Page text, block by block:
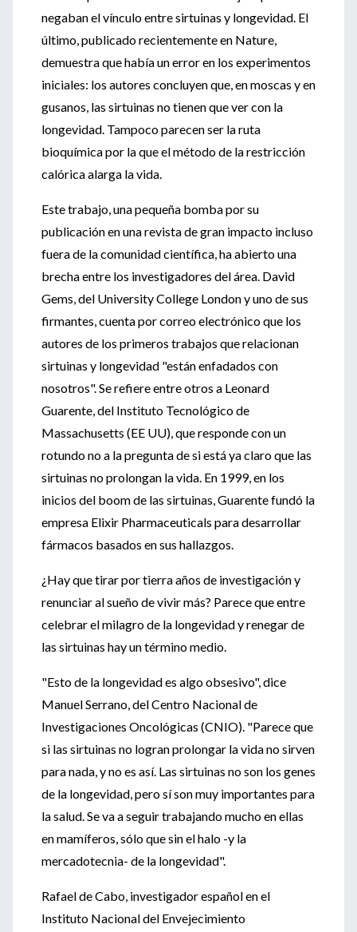
negaban el vínculo entre sirtuinas y longevidad. El
último, publicado recientemente en Nature,
demuestra que había un error en los experimentos
iniciales: los autores concluyen que, en moscas y en
gusanos, las sirtuinas no tienen que ver con la
longevidad. Tampoco parecen ser la ruta
bioquímica por la que el método de la restricción
calórica alarga la vida.
Este trabajo, una pequeña bomba por su
publicación en una revista de gran impacto incluso
fuera de la comunidad científica, ha abierto una
brecha entre los investigadores del área. David
Gems, del University College London y uno de sus
firmantes, cuenta por correo electrónico que los
autores de los primeros trabajos que relacionan
sirtuinas y longevidad "están enfadados con
nosotros". Se refiere entre otros a Leonard
Guarente, del Instituto Tecnológico de
Massachusetts (EE UU), que responde con un
rotundo no a la pregunta de si está ya claro que las
sirtuinas no prolongan la vida. En 1999, en los
inicios del boom de las sirtuinas, Guarente fundó la
empresa Elixir Pharmaceuticals para desarrollar
fármacos basados en sus hallazgos.
¿Hay que tirar por tierra años de investigación y
renunciar al sueño de vivir más? Parece que entre
celebrar el milagro de la longevidad y renegar de
las sirtuinas hay un término medio.
"Esto de la longevidad es algo obsesivo", dice
Manuel Serrano, del Centro Nacional de
Investigaciones Oncológicas (CNIO). "Parece que
si las sirtuinas no logran prolongar la vida no sirven
para nada, y no es así. Las sirtuinas no son los genes
de la longevidad, pero sí son muy importantes para
la salud. Se va a seguir trabajando mucho en ellas
en mamíferos, sólo que sin el halo -y la
mercadotecnia- de la longevidad".
Rafael de Cabo, investigador español en el
Instituto Nacional del Envejecimiento